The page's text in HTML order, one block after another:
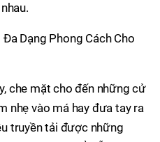
Dạng Phong Cách Cho
che mặt cho đến những cử
nhẹ vào má hay đưa tay ra
truyền tải được những